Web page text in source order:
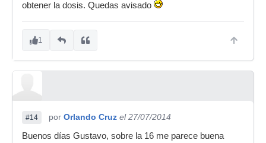
obtener la dosis. Quedas avisado
1
#14 por Orlando Cruz el 27/07/2014
Buenos días Gustavo, sobre la 16 me parece buena